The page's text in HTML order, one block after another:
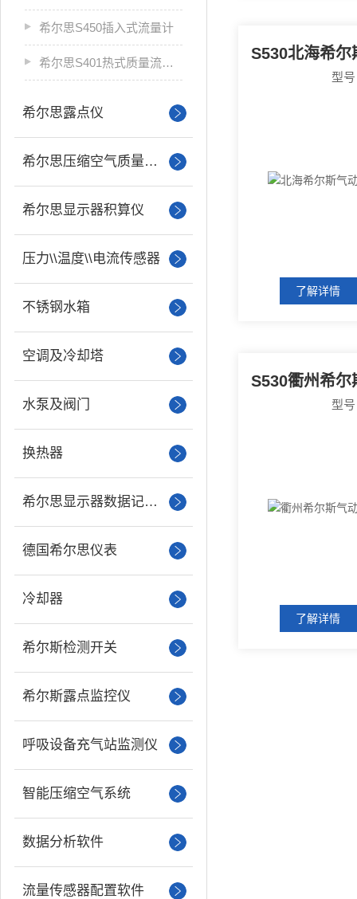
希尔思S450插入式流量计
希尔思S401热式质量流量计
希尔思露点仪
希尔思压缩空气质量分析
希尔思显示器积算仪
压力\\温度\\电流传感器
不锈钢水箱
空调及冷却塔
水泵及阀门
换热器
希尔思显示器数据记录仪
德国希尔思仪表
冷却器
希尔斯检测开关
希尔斯露点监控仪
呼吸设备充气站监测仪
智能压缩空气系统
数据分析软件
流量传感器配置软件
型
了解详情
型
了解详情